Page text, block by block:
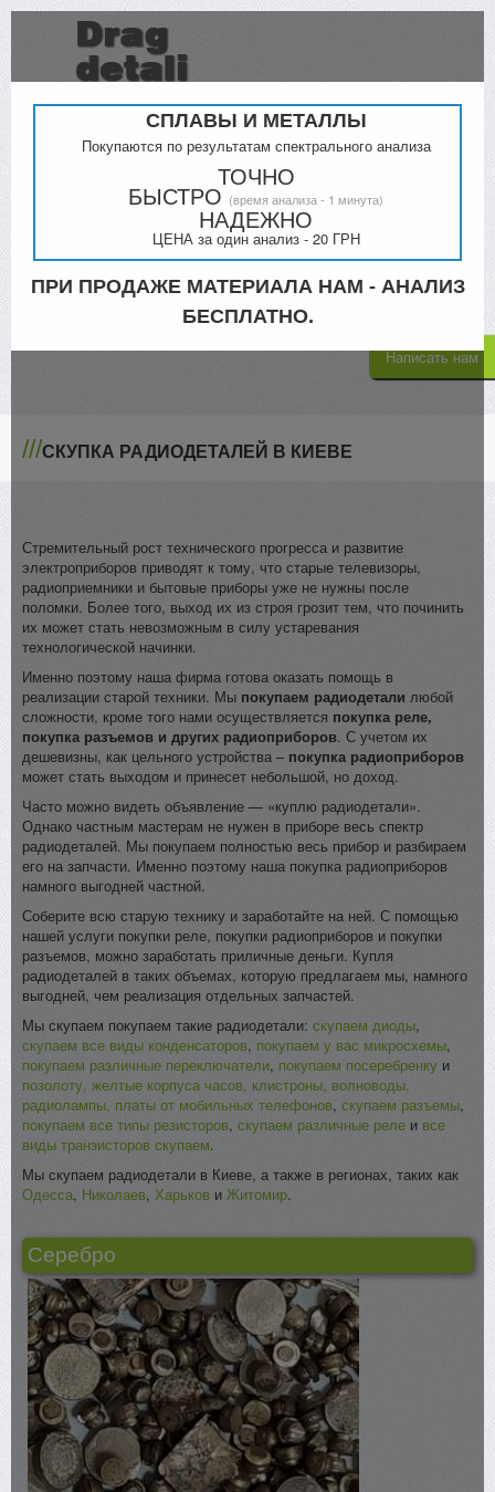
Прайс Контакты
Киев
068-300-5335
063-805-4302
Кременчук
098-000-4879
Написать нам
СПЛАВЫ И МЕТАЛЛЫ
Покупаются по результатам спектрального анализа
ТОЧНО
БЫСТРО (время анализа - 1 минута)
НАДЕЖНО
ЦЕНА за один анализ - 20 ГРН
ПРИ ПРОДАЖЕ МАТЕРИАЛА НАМ - АНАЛИЗ
БЕСПЛАТНО.
///СКУПКА РАДИОДЕТАЛЕЙ В КИЕВЕ
Стремительный рост технического прогресса и развитие
электроприборов приводят к тому, что старые телевизоры,
радиоприемники и бытовые приборы уже не нужны после
поломки. Более того, выход их из строя грозит тем, что починить
их может стать невозможным в силу устаревания
технологической начинки.
Именно поэтому наша фирма готова оказать помощь в
реализации старой техники. Мы покупаем радиодетали любой
сложности, кроме того нами осуществляется покупка реле,
покупка разъемов и других радиоприборов. С учетом их
дешевизны, как цельного устройства – покупка радиоприборов
может стать выходом и принесет небольшой, но доход.
Часто можно видеть объявление — «куплю радиодетали».
Однако частным мастерам не нужен в приборе весь спектр
радиодеталей. Мы покупаем полностью весь прибор и разбираем
его на запчасти. Именно поэтому наша покупка радиоприборов
намного выгодней частной.
Соберите всю старую технику и заработайте на ней. С помощью
нашей услуги покупки реле, покупки радиоприборов и покупки
разъемов, можно заработать приличные деньги. Купля
радиодеталей в таких объемах, которую предлагаем мы, намного
выгодней, чем реализация отдельных запчастей.
Мы скупаем покупаем такие радиодетали: скупаем диоды,
скупаем все виды конденсаторов, покупаем у вас микросхемы,
покупаем различные переключатели, покупаем посеребренку и
позолоту, желтые корпуса часов, клистроны, волноводы,
радиолампы, платы от мобильных телефонов, скупаем разъемы,
покупаем все типы резисторов, скупаем различные реле и все
виды транзисторов скупаем.
Мы скупаем радиодетали в Киеве, а также в регионах, таких как
Одесса, Николаев, Харьков и Житомир.
Серебро